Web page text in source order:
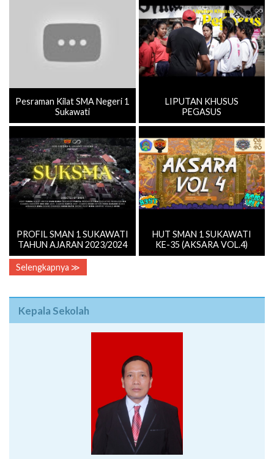
Pesraman Kilat SMA Negeri 1
Sukawati
LIPUTAN KHUSUS
PEGASUS
PROFIL SMAN 1 SUKAWATI
TAHUN AJARAN 2023/2024
HUT SMAN 1 SUKAWATI
KE-35 (AKSARA VOL.4)
Selengkapnya ≫
Kepala Sekolah